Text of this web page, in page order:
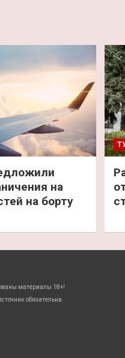
на
на борту
материалы 18+!
обязательна.